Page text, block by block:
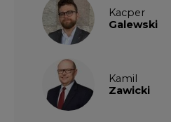
Kacper
Galewski
Kamil
Zawicki